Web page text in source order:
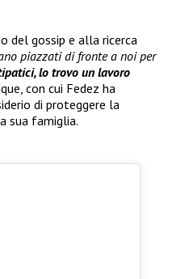
del gossip e alla ricerca
piazzati di fronte a noi per
lo trovo un lavoro
con cui Fedez ha
di proteggere la
sua famiglia.